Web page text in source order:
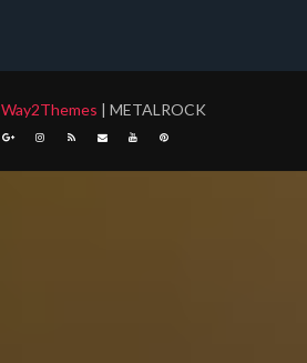
Way2Themes | METALROCK